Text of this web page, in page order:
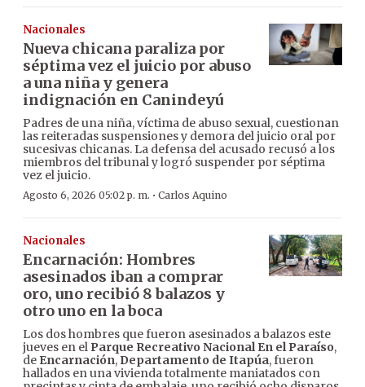
Nacionales
Nueva chicana paraliza por
séptima vez el juicio por abuso
a una niña y genera
indignación en Canindeyú
Padres de una niña, víctima de abuso sexual, cuestionan
las reiteradas suspensiones y demora del juicio oral por
sucesivas chicanas. La defensa del acusado recusó a los
miembros del tribunal y logró suspender por séptima
vez el juicio.
Agosto 6, 2026 05:02 p. m. · Carlos Aquino
Nacionales
Encarnación: Hombres
asesinados iban a comprar
oro, uno recibió 8 balazos y
otro uno en la boca
Los dos hombres que fueron asesinados a balazos este
jueves en el Parque Recreativo Nacional En el Paraíso,
de Encarnación, Departamento de Itapúa, fueron
hallados en una vivienda totalmente maniatados con